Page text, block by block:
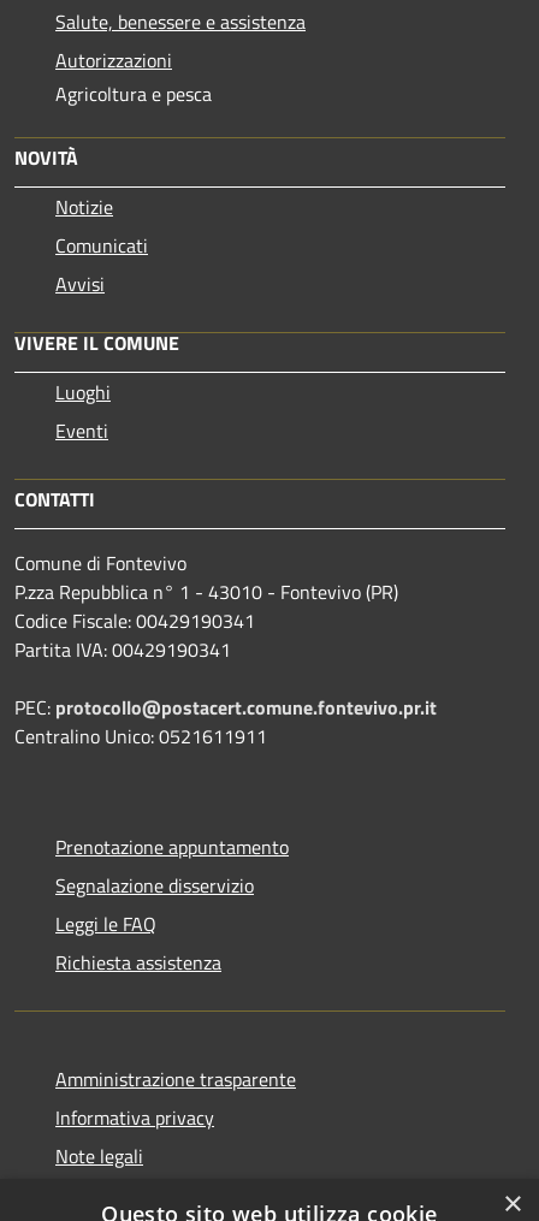
Salute, benessere e assistenza
Autorizzazioni
Agricoltura e pesca
NOVITÀ
Notizie
Comunicati
Avvisi
VIVERE IL COMUNE
Luoghi
Eventi
CONTATTI
Comune di Fontevivo
P.zza Repubblica n° 1 - 43010 - Fontevivo (PR)
Codice Fiscale: 00429190341
Partita IVA: 00429190341
PEC: protocollo@postacert.comune.fontevivo.pr.it
Centralino Unico: 0521611911
Prenotazione appuntamento
Segnalazione disservizio
Leggi le FAQ
Richiesta assistenza
Amministrazione trasparente
Informativa privacy
Note legali
×
Questo sito web utilizza cookie